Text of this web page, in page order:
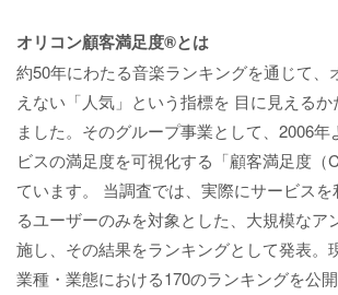
オリコン顧客満足度®とは
約50年にわたる音楽ランキングを通じて、
えない「人気」という指標を 目に見えるか
ました。そのグループ事業として、2006年
ビスの満足度を可視化する「顧客満足度（
ています。 当調査では、実際にサービス
るユーザーのみを対象とした、大規模なア
施し、その結果をランキングとして発表。
業種・業態における170のランキングを公